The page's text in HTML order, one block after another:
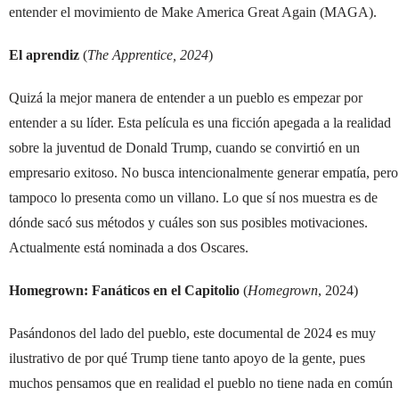
entender el movimiento de Make America Great Again (MAGA).
El aprendiz (The Apprentice, 2024)
Quizá la mejor manera de entender a un pueblo es empezar por
entender a su líder. Esta película es una ficción apegada a la realidad
sobre la juventud de Donald Trump, cuando se convirtió en un
empresario exitoso. No busca intencionalmente generar empatía, pero
tampoco lo presenta como un villano. Lo que sí nos muestra es de
dónde sacó sus métodos y cuáles son sus posibles motivaciones.
Actualmente está nominada a dos Oscares.
Homegrown: Fanáticos en el Capitolio (Homegrown, 2024)
Pasándonos del lado del pueblo, este documental de 2024 es muy
ilustrativo de por qué Trump tiene tanto apoyo de la gente, pues
muchos pensamos que en realidad el pueblo no tiene nada en común